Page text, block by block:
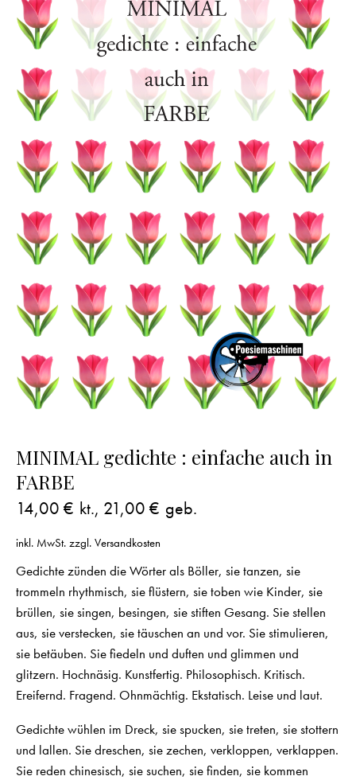
MINIMAL gedichte : einfache auch in
FARBE
14,00 € kt., 21,00 € geb.
inkl. MwSt. zzgl. Versandkosten
Gedichte zünden die Wörter als Böller, sie tanzen, sie
trommeln rhythmisch, sie flüstern, sie toben wie Kinder, sie
brüllen, sie singen, besingen, sie stiften Gesang. Sie stellen
aus, sie verstecken, sie täuschen an und vor. Sie stimulieren,
sie betäuben. Sie fiedeln und duften und glimmen und
glitzern. Hochnäsig. Kunstfertig. Philosophisch. Kritisch.
Ereifernd. Fragend. Ohnmächtig. Ekstatisch. Leise und laut.
Gedichte wühlen im Dreck, sie spucken, sie treten, sie stottern
und lallen. Sie dreschen, sie zechen, verkloppen, verklappen.
Sie reden chinesisch, sie suchen, sie finden, sie kommen